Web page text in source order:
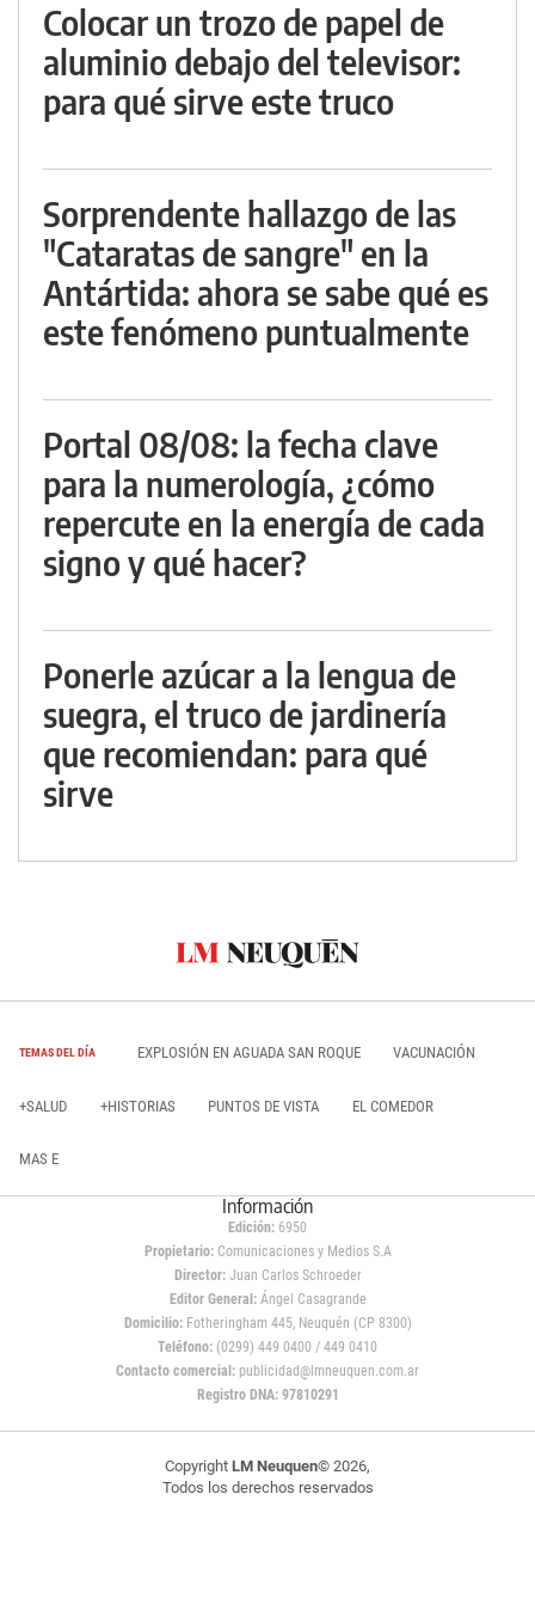
Colocar un trozo de papel de
aluminio debajo del televisor:
para qué sirve este truco
Sorprendente hallazgo de las
"Cataratas de sangre" en la
Antártida: ahora se sabe qué es
este fenómeno puntualmente
Portal 08/08: la fecha clave
para la numerología, ¿cómo
repercute en la energía de cada
signo y qué hacer?
Ponerle azúcar a la lengua de
suegra, el truco de jardinería
que recomiendan: para qué
sirve
TEMAS DEL DÍA EXPLOSIÓN EN AGUADA SAN ROQUE VACUNACIÓN
+SALUD +HISTORIAS PUNTOS DE VISTA EL COMEDOR
MAS E
Información
Edición: 6950
Propietario:Comunicaciones y Medios S.A
Director: Juan Carlos Schroeder
Editor General:Ángel Casagrande
Domicilio:Fotheringham 445, Neuquén (CP 8300)
Teléfono: (0299) 449 0400 / 449 0410
Contacto comercial: publicidad@lmneuquen.com.ar
Registro DNA: 97810291
Copyright LM Neuquen© 2026,
Todos los derechos reservados